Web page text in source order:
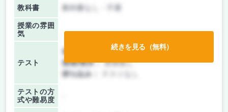
教科書 教科書なし・不要
授業の雰囲
気
テスト
前期/中間：
レポートのみ
後期/期末：授業無し
持ち込み：
テストの方
式や難易度
続きを見る（無料）